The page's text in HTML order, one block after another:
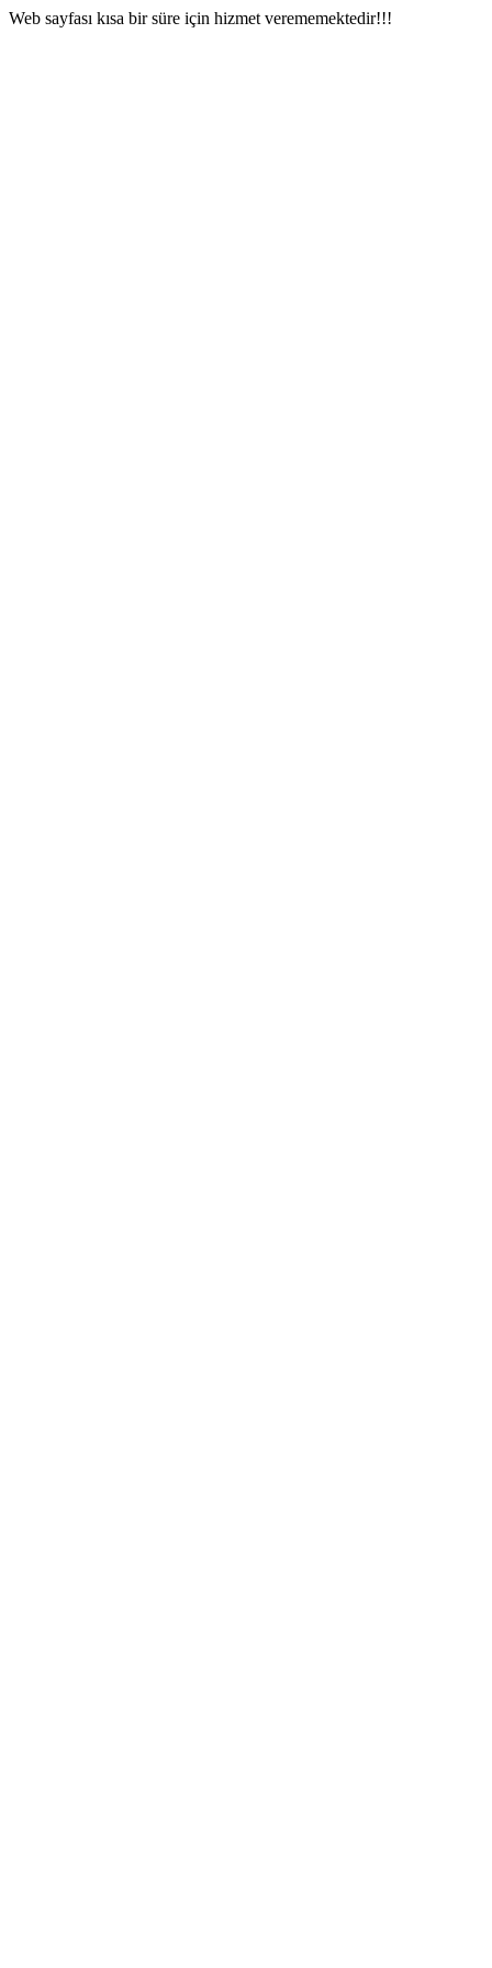
Web sayfası kısa bir süre için hizmet verememektedir!!!